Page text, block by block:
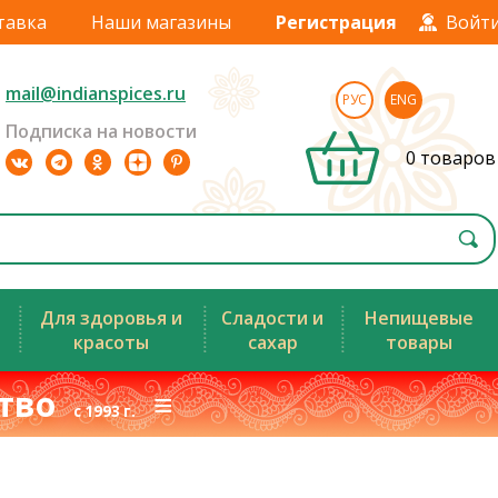
Наши магазины Регистрация
mail@indianspices.ru
Подписка на новости
РУС ENG
0 товаров
Для здоровья и
красоты
Сладости и
сахар
Непищевые
товары
с 1993 г.≡